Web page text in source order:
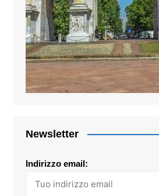
Newsletter
Indirizzo email: